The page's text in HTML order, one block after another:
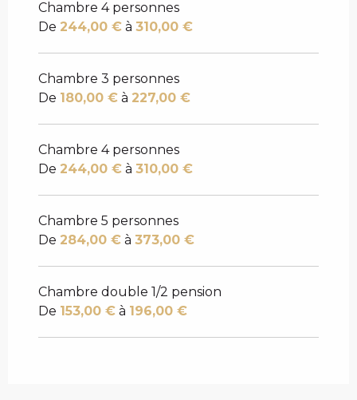
Chambre 4 personnes
De 244,00 € à 310,00 €
Chambre 3 personnes
De 180,00 € à 227,00 €
Chambre 4 personnes
De 244,00 € à 310,00 €
Chambre 5 personnes
De 284,00 € à 373,00 €
Chambre double 1/2 pension
De 153,00 € à 196,00 €